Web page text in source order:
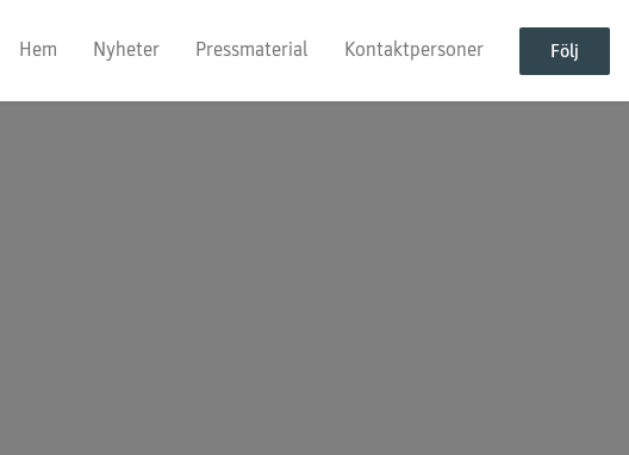
Hem Nyheter Pressmaterial Kontaktpersoner Följ